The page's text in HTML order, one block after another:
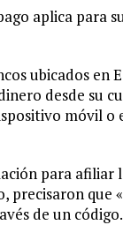
aplica para
ubicados en
desde su
móvil o
para afiliar
precisaron
de un código.